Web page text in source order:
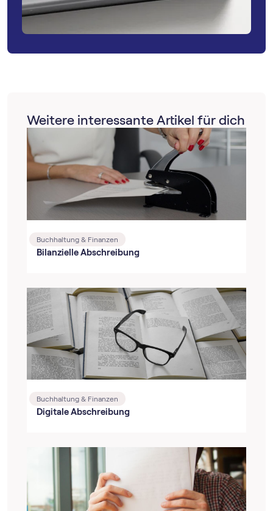
Weitere interessante Artikel für dich
Buchhaltung & Finanzen
Bilanzielle Abschreibung
Buchhaltung & Finanzen
Digitale Abschreibung